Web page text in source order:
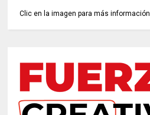
Clic en la imagen para más información